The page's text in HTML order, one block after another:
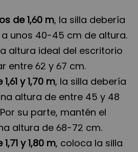
de 1,60 m, la silla debería
unos 40-45 cm de altura.
altura ideal del escritorio
entre 62 y 67 cm.
y 1,70 m, la silla debería
altura de entre 45 y 48
su parte, mantén el
altura de 68-72 cm.
y 1,80 m, coloca la silla